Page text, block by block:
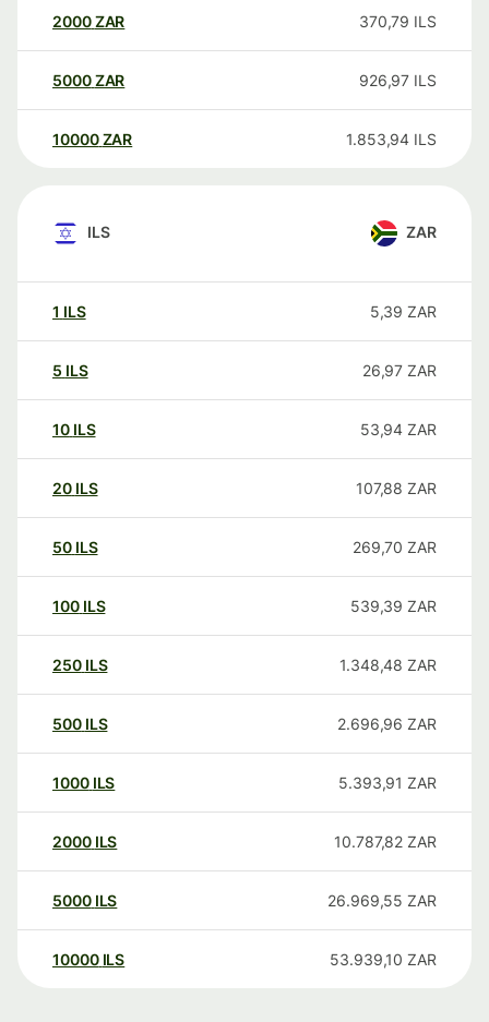
2000ZAR 370,79 ILS
5000ZAR 926,97 ILS
10000 ZAR 1.853,94 ILS
ILS ZAR
1 ILS 5,39 ZAR
5 ILS 26,97 ZAR
10 ILS 53,94 ZAR
20 ILS 107,88 ZAR
50 ILS 269,70 ZAR
100 ILS 539,39 ZAR
250 ILS 1.348,48 ZAR
500 ILS 2.696,96 ZAR
1000 ILS 5.393,91 ZAR
2000 ILS 10.787,82 ZAR
5000 ILS 26.969,55 ZAR
10000 ILS 53.939,10 ZAR